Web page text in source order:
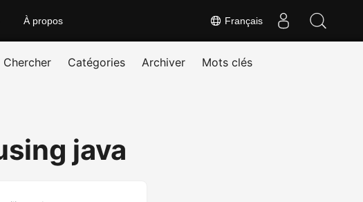
Français
À propos
Chercher Catégories Archiver Mots clés
java